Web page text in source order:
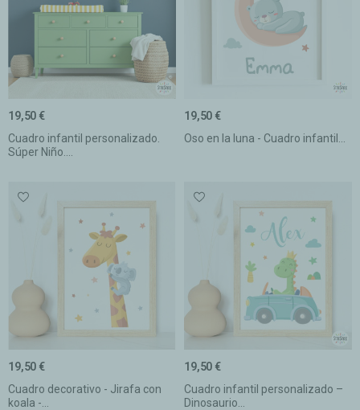
Cuadro infantil personalizado.
Súper Niño....
19,50 €
Oso en la luna - Cuadro infantil...
19,50 €
Cuadro decorativo - Jirafa con
koala -...
19,50 €
Cuadro infantil personalizado –
Dinosaurio...
19,50 €